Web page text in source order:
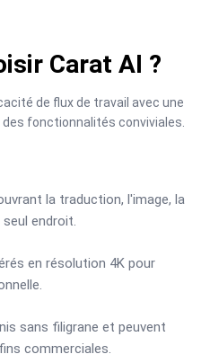
Carat AI ?
de flux de travail avec une
fonctionnalités conviviales.
la traduction, l'image, la
endroit.
en résolution 4K pour
sans filigrane et peuvent
commerciales.